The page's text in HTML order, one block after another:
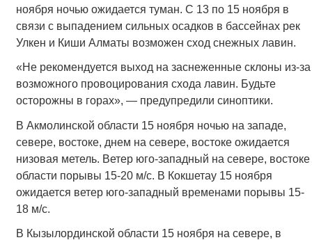
ноября ночью ожидается туман. С 13 по 15 ноября в
связи с выпадением сильных осадков в бассейнах рек
Улкен и Киши Алматы возможен сход снежных лавин.
«Не рекомендуется выход на заснеженные склоны из-за
возможного провоцирования схода лавин. Будьте
осторожны в горах», — предупредили синоптики.
В Акмолинской области 15 ноября ночью на западе,
севере, востоке, днем на севере, востоке ожидается
низовая метель. Ветер юго-западный на севере, востоке
области порывы 15-20 м/с. В Кокшетау 15 ноября
ожидается ветер юго-западный временами порывы 15-
18 м/с.
В Кызылординской области 15 ноября на севере, в